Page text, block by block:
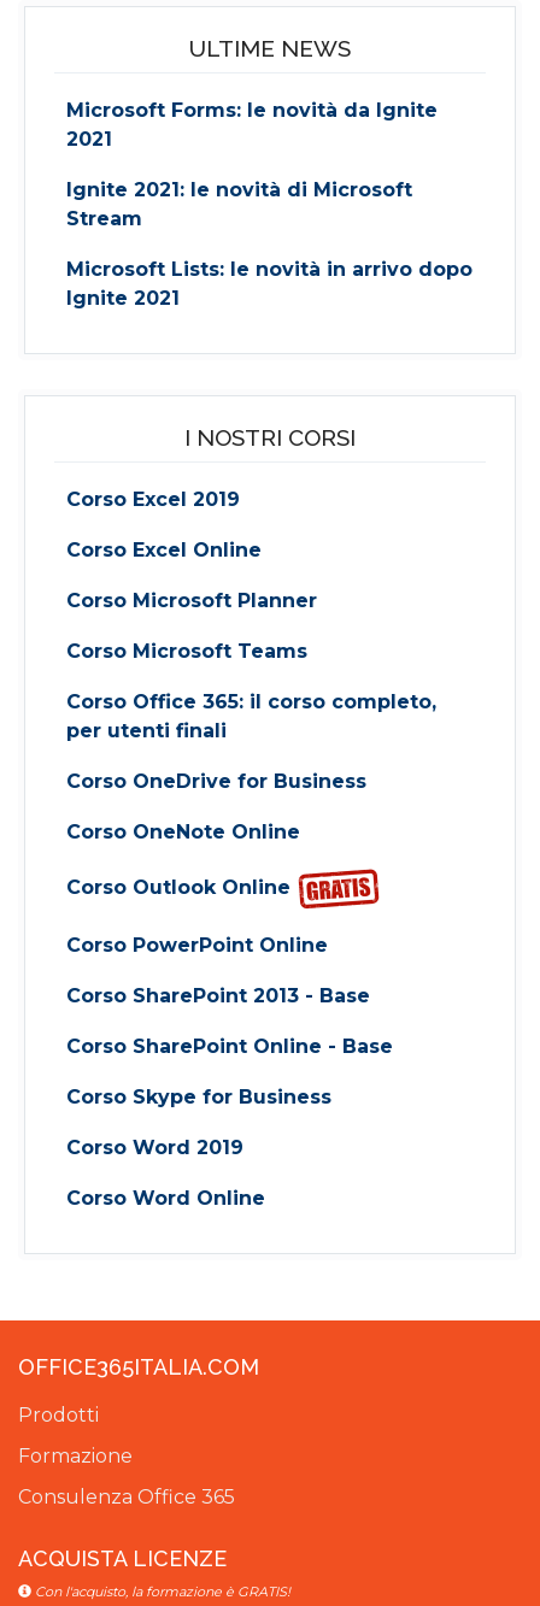
ULTIME NEWS
Microsoft Forms: le novità da Ignite
2021
Ignite 2021: le novità di Microsoft
Stream
Microsoft Lists: le novità in arrivo dopo
Ignite 2021
I NOSTRI CORSI
Corso Excel 2019
Corso Excel Online
Corso Microsoft Planner
Corso Microsoft Teams
Corso Office 365: il corso completo,
per utenti finali
Corso OneDrive for Business
Corso OneNote Online
Corso Outlook Online
Corso PowerPoint Online
Corso SharePoint 2013 - Base
Corso SharePoint Online - Base
Corso Skype for Business
Corso Word 2019
Corso Word Online
OFFICE365ITALIA.COM
Prodotti
Formazione
Consulenza Office 365
ACQUISTA LICENZE
Con l'acquisto, la formazione è GRATIS!